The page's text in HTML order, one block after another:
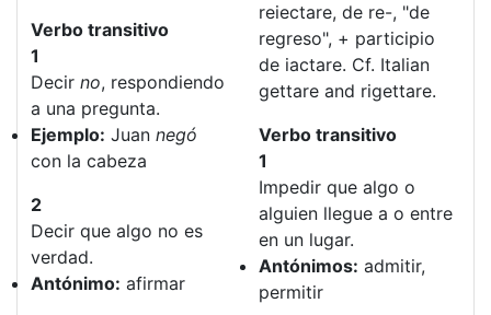
Verbo transitivo
1
Decir no, respondiendo
a una pregunta.
Ejemplo: Juan negó
con la cabeza
2
Decir que algo no es
verdad.
Antónimo: afirmar
reiectare, de re-, "de
regreso", + participio
de iactare. Cf. Italian
gettare and rigettare.
Verbo transitivo
1
Impedir que algo o
alguien llegue a o entre
en un lugar.
Antónimos: admitir,
permitir